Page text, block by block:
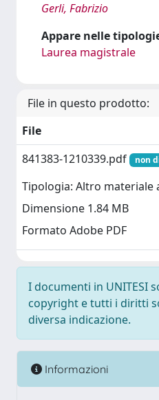
Gerli, Fabrizio
Appare nelle
Laurea magistrale
File in questo prodotto:
File
841383-1210339.pdf
non
Tipologia: Altro materiale
Dimensione 1.84 MB
Formato Adobe PDF
I documenti in UNITESI
copyright e tutti i diritti
diversa indicazione.
Informazioni